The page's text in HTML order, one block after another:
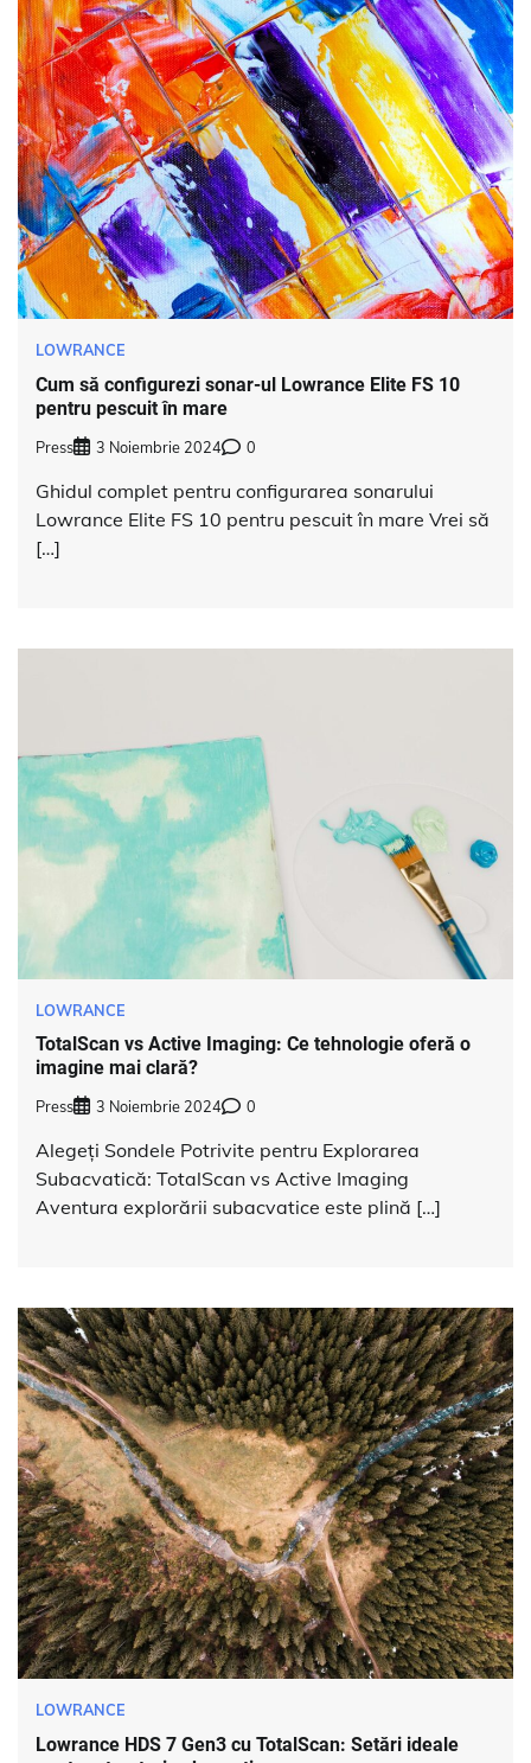
LOWRANCE
Cum să configurezi sonar-ul Lowrance Elite FS 10
pentru pescuit în mare
Press 3 Noiembrie 2024 0
Ghidul complet pentru configurarea sonarului
Lowrance Elite FS 10 pentru pescuit în mare Vrei să
[…]
LOWRANCE
TotalScan vs Active Imaging: Ce tehnologie oferă o
imagine mai clară?
Press 3 Noiembrie 2024 0
Alegeți Sondele Potrivite pentru Explorarea
Subacvatică: TotalScan vs Active Imaging
Aventura explorării subacvatice este plină […]
LOWRANCE
Lowrance HDS 7 Gen3 cu TotalScan: Setări ideale